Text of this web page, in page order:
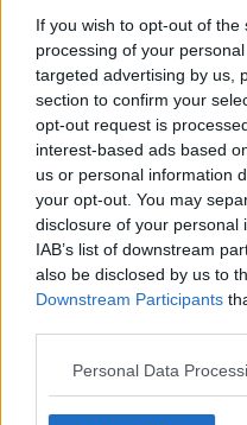
If you wish to opt-out of
processing of your
targeted advertising by us,
section to confirm your
opt-out request is
interest-based ads based
us or personal information
your opt-out. You may
disclosure of your personal
IAB’s list of downstream
also be disclosed by us to
Downstream Participants
Personal Data
ora emergono:
- Offrire a bambini e ragazzi
relazione, di espressione, di
stando dentro le regole che
e visione alternativa,
immediatamente accessibili:
spiagge, boschi, miniere…
- Dedicare un’attenzione
nelle fasi di lenta
di più: i bimbi con disabilità,
problemi comunicativi,
educatori, youth worker,
movimento e apprendimento